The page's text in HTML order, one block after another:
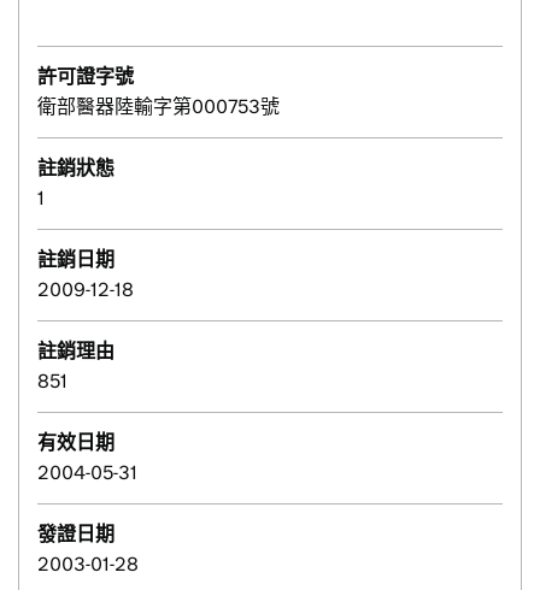
許可證字號
衛部醫器陸輸字第000753號
註銷狀態
1
註銷日期
2009-12-18
註銷理由
851
有效日期
2004-05-31
發證日期
2003-01-28